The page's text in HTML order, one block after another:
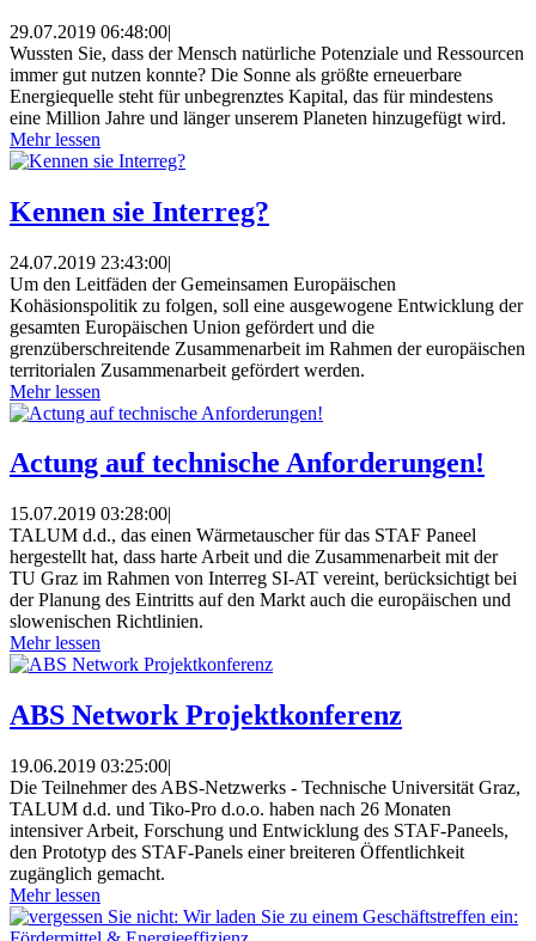
29.07.2019 06:48:00|
Wussten Sie, dass der Mensch natürliche Potenziale und Ressourcen
immer gut nutzen konnte? Die Sonne als größte erneuerbare
Energiequelle steht für unbegrenztes Kapital, das für mindestens
eine Million Jahre und länger unserem Planeten hinzugefügt wird.
Mehr lessen
Kennen sie Interreg?
24.07.2019 23:43:00|
Um den Leitfäden der Gemeinsamen Europäischen
Kohäsionspolitik zu folgen, soll eine ausgewogene Entwicklung der
gesamten Europäischen Union gefördert und die
grenzüberschreitende Zusammenarbeit im Rahmen der europäischen
territorialen Zusammenarbeit gefördert werden.
Mehr lessen
Actung auf technische Anforderungen!
15.07.2019 03:28:00|
TALUM d.d., das einen Wärmetauscher für das STAF Paneel
hergestellt hat, dass harte Arbeit und die Zusammenarbeit mit der
TU Graz im Rahmen von Interreg SI-AT vereint, berücksichtigt bei
der Planung des Eintritts auf den Markt auch die europäischen und
slowenischen Richtlinien.
Mehr lessen
ABS Network Projektkonferenz
19.06.2019 03:25:00|
Die Teilnehmer des ABS-Netzwerks - Technische Universität Graz,
TALUM d.d. und Tiko-Pro d.o.o. haben nach 26 Monaten
intensiver Arbeit, Forschung und Entwicklung des STAF-Paneels,
den Prototyp des STAF-Panels einer breiteren Öffentlichkeit
zugänglich gemacht.
Mehr lessen